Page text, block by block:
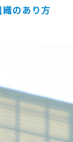
のあり方